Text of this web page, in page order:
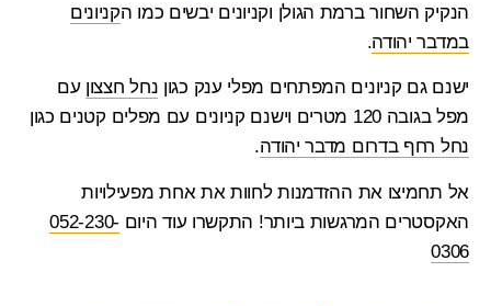
הנקיק השחור ברמת הגולן וקניונים יבשים כמו הקניונים
במדבר יהודה.
ישנם גם קניונים המפתחים מפלי ענק כגון נחל חצצון עם
מפל בגובה 120 מטרים וישנם קניונים עם מפלים קטנים כגון
נחל רחף בדרום מדבר יהודה.
אל תחמיצו את ההזדמנות לחוות את אחת מפעילויות
האקסטרים המרגשות ביותר! התקשרו עוד היום 052-230-
0306